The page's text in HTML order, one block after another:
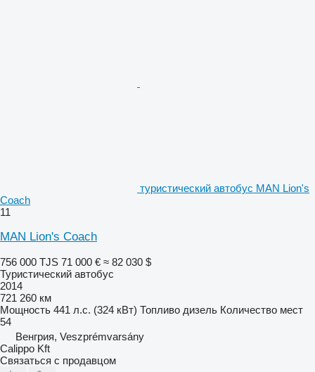
туристический автобус MAN Lion's
Coach
11
MAN Lion's Coach
756 000 TJS 71 000 € ≈ 82 030 $
Туристический автобус
2014
721 260 км
Мощность 441 л.с. (324 кВт) Топливо дизель Количество мест
54
Венгрия, Veszprémvarsány
Calippo Kft
Связаться с продавцом